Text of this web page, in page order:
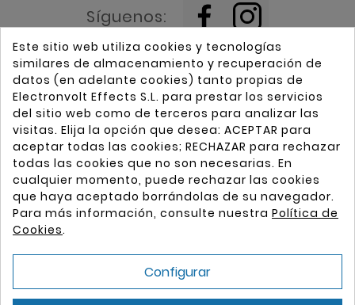
Home
Marcas
Electronvolt
Contacto
Guitarras
Pastillas (micrófonos)
Demostradores de instrumentos
Piezas de guitarra y bajo
Condiciones de Compra
Política de Envíos
Aviso Legal
Política de Privacidad
Política de Cookies
Síguenos:
Este sitio web utiliza cookies y tecnologías
similares de almacenamiento y recuperación de
datos (en adelante cookies) tanto propias de
Electronvolt Effects S.L. para prestar los servicios
del sitio web como de terceros para analizar las
visitas. Elija la opción que desea: ACEPTAR para
aceptar todas las cookies; RECHAZAR para rechazar
todas las cookies que no son necesarias. En
cualquier momento, puede rechazar las cookies
que haya aceptado borrándolas de su navegador.
Para más información, consulte nuestra Política de
Cookies.
Configurar